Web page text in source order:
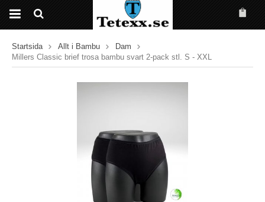
Startsida Allt i Bambu
Dam
Millers Classic brief trosa bambu svart 2-pack stl. S - XXL